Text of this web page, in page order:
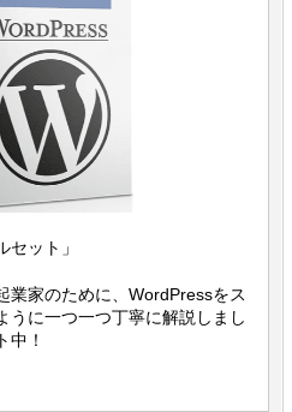
セット」
業家のために、WordPressをス
うに一つ一つ丁寧に解説しまし
中！